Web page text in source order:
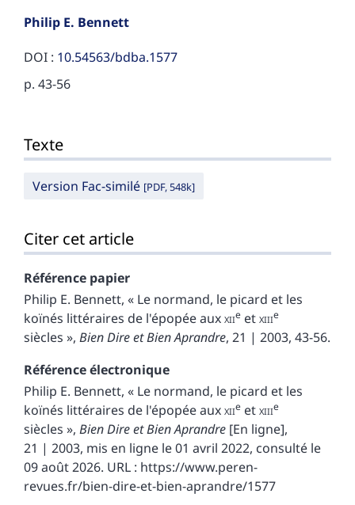
Philip E. Bennett
DOI : 10.54563/bdba.1577
p. 43-56
Citer cet article
Auteur
Texte
Version Fac-similé [PDF, 548k]
Citer cet article
Référence papier
Philip E. Bennett, « Le normand, le picard et les
koïnés littéraires de l'épopée auxxiie etxiiie
siècles », Bien Dire et Bien Aprandre, 21 | 2003, 43-56.
Référence électronique
Philip E. Bennett, « Le normand, le picard et les
koïnés littéraires de l'épopée auxxiie etxiiie
siècles », Bien Dire et Bien Aprandre [En ligne],
21 | 2003, mis en ligne le 01 avril 2022, consulté le
09 août 2026. URL : https://www.peren-
revues.fr/bien-dire-et-bien-aprandre/1577